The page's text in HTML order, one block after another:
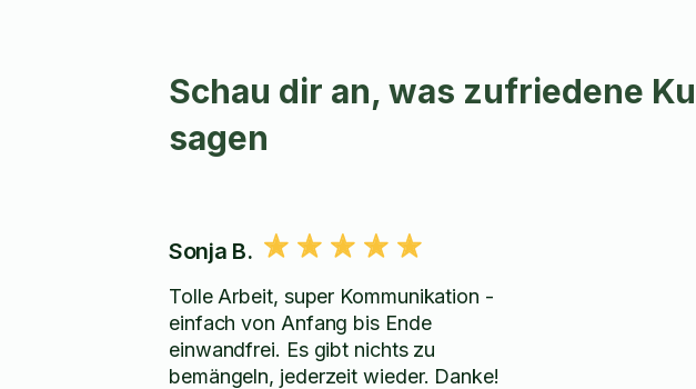
Schau dir an, was zufriedene
sagen
Sonja B.
Tolle Arbeit, super Kommunikation -
einfach von Anfang bis Ende
einwandfrei. Es gibt nichts zu
bemängeln, jederzeit wieder. Danke!